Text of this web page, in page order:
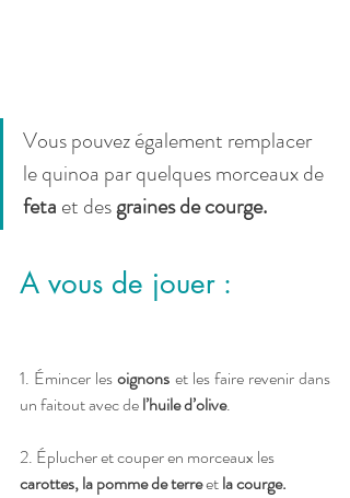
Vous pouvez également remplacer
le quinoa par quelques morceaux de
feta et des graines de courge.
A vous de jouer :
1. Émincer les oignons et les faire revenir dans
un faitout avec de l’huile d’olive.
2. Éplucher et couper en morceaux les
carottes, la pomme de terre et la courge.